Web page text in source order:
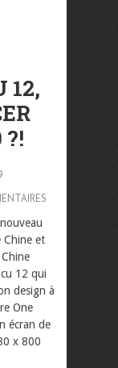
12,
?!
Chine et
12 qui
design à
One
écran de
x 800